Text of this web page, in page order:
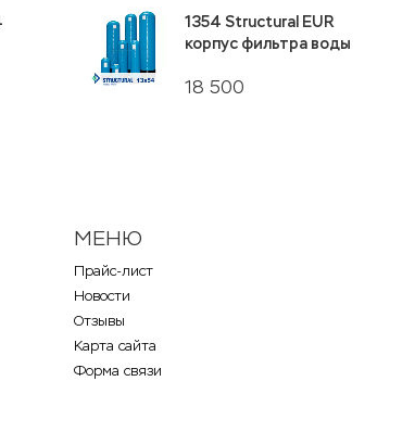
18 500
1354 Structural EUR
корпус фильтра воды
МЕНЮ
Прайс-лист
Новости
Отзывы
Карта сайта
Форма связи